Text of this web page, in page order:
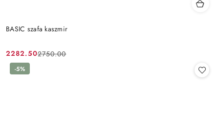
BASIC szafa kaszmir
Cena
promocyjna:
2282.50
Cena
przed
2750.00
-5%